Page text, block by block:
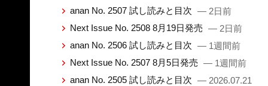
anan No. 2507 試し読みと目次 — 2日前
Next Issue No. 2508 8月19日発売 — 2日前
anan No. 2506 試し読みと目次 — 1週間前
Next Issue No. 2507 8月5日発売 — 1週間前
anan No. 2505 試し読みと目次 — 2026.07.21